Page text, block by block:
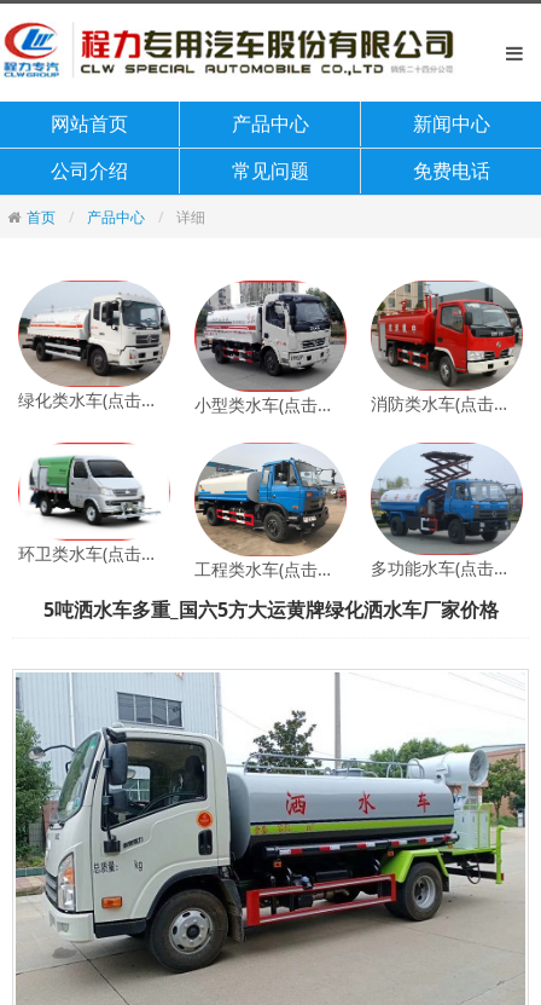
网站首页 产品中心
新闻中心
公司介绍
常见问题 免费电话
首页 产品中心 详细
绿化类水车(点击查看) 小型类水车(点击查看) 消防类水车(点击查看)
环卫类水车(点击查看)
工程类水车(点击查看) 多功能水车(点击查看)
5吨洒水车多重_国六5方大运黄牌绿化洒水车厂家价格